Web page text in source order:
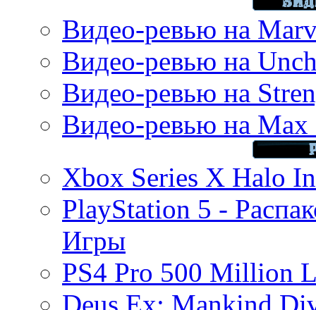
Видео-ревью на
Видео-ревью на
Видео-ревью на
Видео-ревью на Max
Xbox Series X Halo
PlayStation 5 -
Игры
PS4 Pro 500 Million